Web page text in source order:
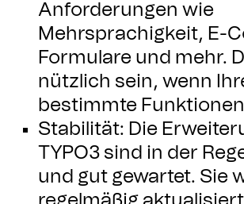
Anforderungen wie
Mehrsprachigkeit, E-
Formulare und mehr.
nützlich sein, wenn
bestimmte
Stabilität: Die
TYPO3 sind in der
und gut gewartet. Sie